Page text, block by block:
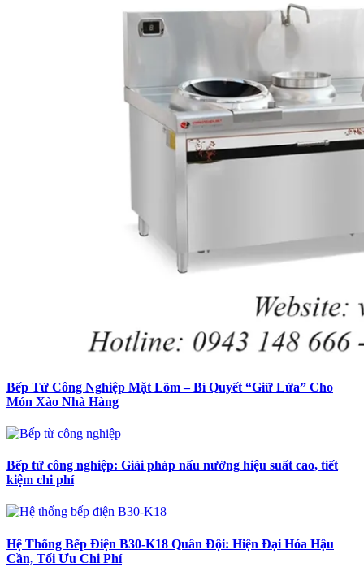
Bếp Từ Công Nghiệp Mặt Lõm – Bí Quyết “Giữ Lửa” Cho
Món Xào Nhà Hàng
Bếp từ công nghiệp: Giải pháp nấu nướng hiệu suất cao, tiết
kiệm chi phí
Hệ Thống Bếp Điện B30-K18 Quân Đội: Hiện Đại Hóa Hậu
Cần, Tối Ưu Chi Phí